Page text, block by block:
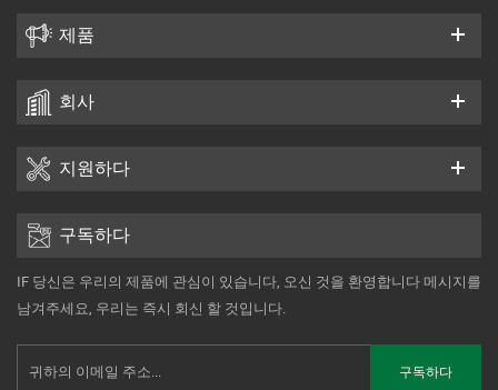
제품
회사
지원하다
구독하다
IF 당신은 우리의 제품에 관심이 있습니다, 오신 것을 환영합니다 메시지를
남겨주세요, 우리는 즉시 회신 할 것입니다.